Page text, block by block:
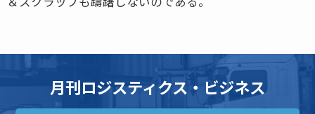
月刊ロジスティクス・ビジネス